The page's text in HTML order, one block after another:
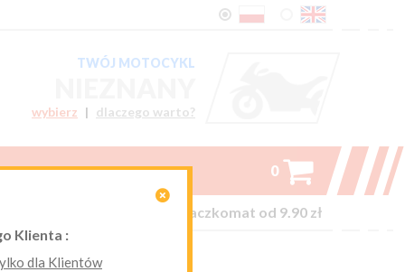
TWÓJ MOTOCYKL
wybierz | dlaczego warto?

Klienta :
dla Klientów

0
on-line kurier Inpost i Paczkomat od 9.90 zł